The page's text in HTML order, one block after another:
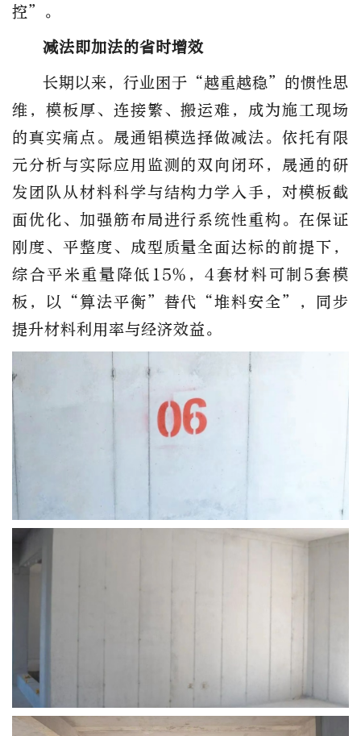
控”。
减法即加法的省时增效
长期以来，行业困于“越重越稳”的惯性思
维，模板厚、连接繁、搬运难，成为施工现场
的真实痛点。晟通铝模选择做减法。依托有限
元分析与实际应用监测的双向闭环，晟通的研
发团队从材料科学与结构力学入手，对模板截
面优化、加强筋布局进行系统性重构。在保证
刚度、平整度、成型质量全面达标的前提下，
综合平米重量降低15%，4套材料可制5套模
板，以“算法平衡”替代“堆料安全”，同步
提升材料利用率与经济效益。